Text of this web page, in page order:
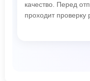
качество. Перед
проходит проверку